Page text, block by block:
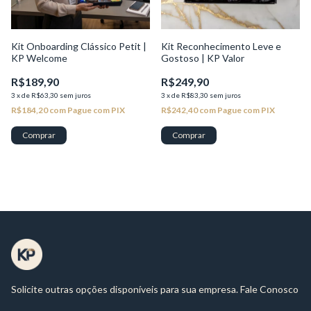
Kit Onboarding Clássico Petit |
KP Welcome
R$189,90
3 xde R$63,30 sem juros
R$184,20com Pague com PIX
Kit Reconhecimento Leve e
Gostoso | KP Valor
R$249,90
3 xde R$83,30 sem juros
R$242,40com Pague com PIX
Solicite outras opções disponíveis para sua empresa. Fale Conosco